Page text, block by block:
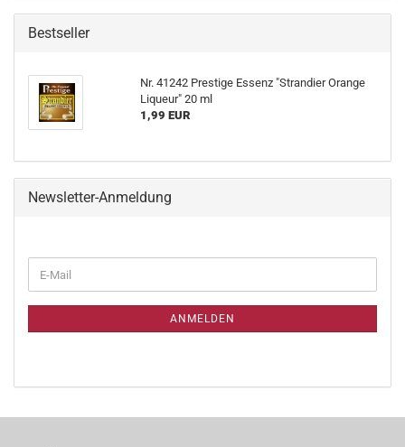
Bestseller
Nr. 41242 Prestige Essenz "Strandier Orange
Liqueur" 20 ml
1,99 EUR
Newsletter-Anmeldung
ANMELDEN